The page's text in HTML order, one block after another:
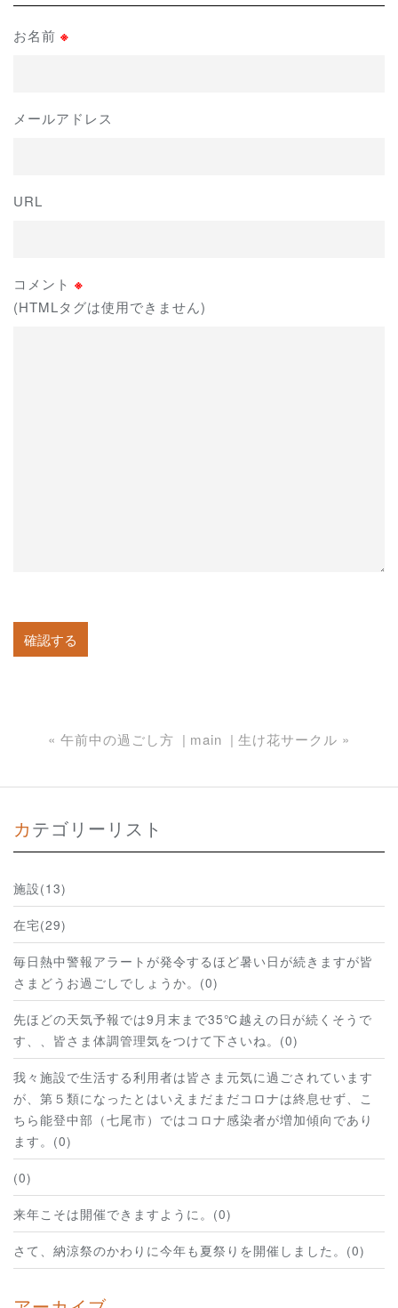
お名前 ※
メールアドレス
URL
コメント ※
(HTMLタグは使用できません)
« 午前中の過ごし方 main 生け花サークル »
カテゴリーリスト
施設(13)
在宅(29)
毎日熱中警報アラートが発令するほど暑い日が続きますが皆
さまどうお過ごしでしょうか。(0)
先ほどの天気予報では9月末まで35℃越えの日が続くそうで
す、、皆さま体調管理気をつけて下さいね。(0)
我々施設で生活する利用者は皆さま元気に過ごされています
が、第５類になったとはいえまだまだコロナは終息せず、こ
ちら能登中部（七尾市）ではコロナ感染者が増加傾向であり
ます。(0)
(0)
来年こそは開催できますように。(0)
さて、納涼祭のかわりに今年も夏祭りを開催しました。(0)